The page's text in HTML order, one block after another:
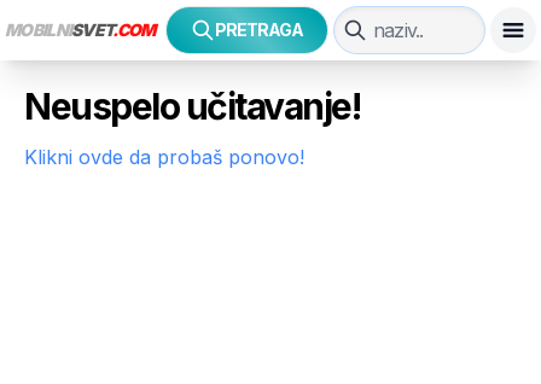
MOBILNISVET.COM PRETRAGA
Neuspelo učitavanje!
Klikni ovde da probaš ponovo!